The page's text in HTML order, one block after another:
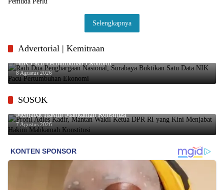
Selengkapnya
Advertorial | Kemitraan
Raih Dua Penghargaan Nasional, Surabaya Buktikan Satu Data
NIK Pacu Pertumbuhan Ekonomi
8 Agustus 2026
SOSOK
Profil Adies Kadir, Mantan Wakil Ketua DPR RI yang Kini
Menjabat Hakim Mahkamah Konstitusi
7 Agustus 2026